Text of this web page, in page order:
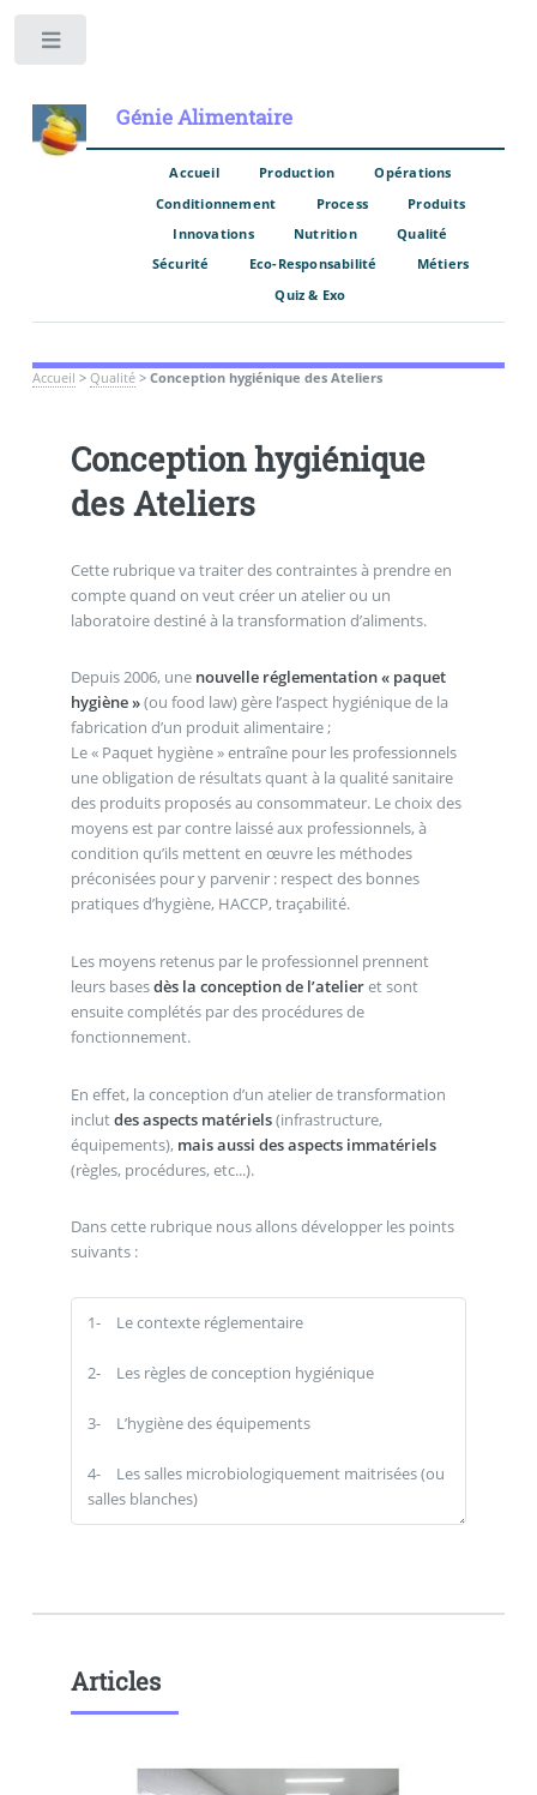
Génie Alimentaire
Accueil Production
Opérations
Conditionnement
Process
Produits
Innovations
Nutrition
Qualité
Sécurité
Eco-Responsabilité
Métiers
Quiz & Exo
Accueil > Qualité> Conception hygiénique des Ateliers
Conception hygiénique
des Ateliers
Cette rubrique va traiter des contraintes à prendre en
compte quand on veut créer un atelier ou un
laboratoire destiné à la transformation d’aliments.
Depuis 2006, une nouvelle réglementation « paquet
hygiène »(ou food law) gère l’aspect hygiénique de la
fabrication d’un produit alimentaire ;
Le « Paquet hygiène » entraîne pour les professionnels
une obligation de résultats quant à la qualité sanitaire
des produits proposés au consommateur. Le choix des
moyens est par contre laissé aux professionnels, à
condition qu’ils mettent en œuvre les méthodes
préconisées pour y parvenir : respect des bonnes
pratiques d’hygiène, HACCP, traçabilité.
Les moyens retenus par le professionnel prennent
leurs basesdès la conception de l’atelieret sont
ensuite complétés par des procédures de
fonctionnement.
En effet, la conception d’un atelier de transformation
inclutdes aspects matériels(infrastructure,
équipements), mais aussi des aspects immatériels
(règles, procédures, etc...).
Dans cette rubrique nous allons développer les points
suivants :
Articles